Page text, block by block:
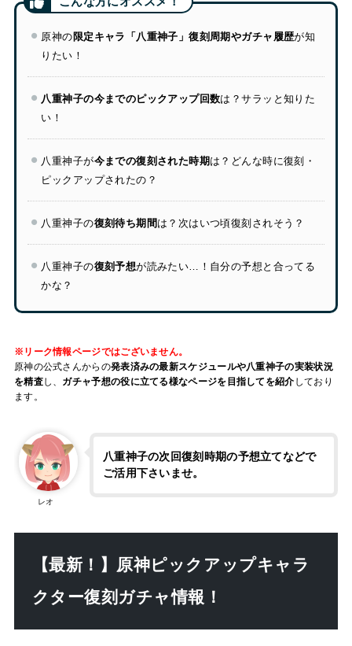
原神の 限定キャラ「八重神子」復刻周期やガチャ履歴が知
りたい！
八重神子の今までのピックアップ回数は？サラッと知りた
い！
八重神子が今までの復刻された時期は？どんな時に復刻・
ピックアップされたの？
八重神子の復刻待ち期間 は？次はいつ頃復刻されそう？
八重神子の復刻予想が読みたい…！自分の予想と合ってる
かな？
※リーク情報ページではございません。
原神の公式さんからの発表済みの最新スケジュールや八重神子の実装状況
を精査し、 ガチャ予想の役に立てる様なページを目指してを紹介 しており
ます。
レオ
八重神子の次回復刻時期の予想立てなどで
ご活用下さいませ。
【最新！】原神ピックアップキャラ
クター復刻ガチャ情報！